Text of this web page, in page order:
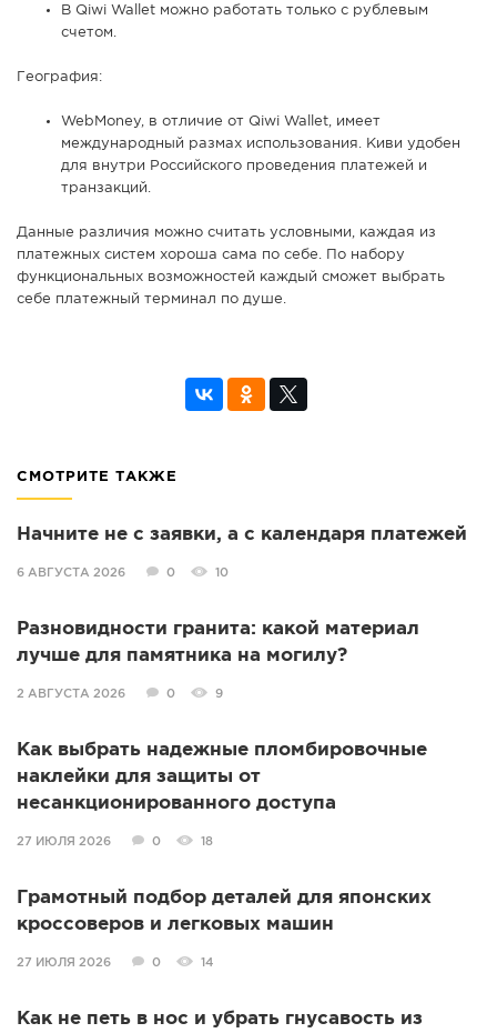
В Qiwi Wallet можно работать только с рублевым
счетом.
География:
WebMoney, в отличие от Qiwi Wallet, имеет
международный размах использования. Киви удобен
для внутри Российского проведения платежей и
транзакций.
Данные различия можно считать условными, каждая из
платежных систем хороша сама по себе. По набору
функциональных возможностей каждый сможет выбрать
себе платежный терминал по душе.
СМОТРИТЕ ТАКЖЕ
Начните не с заявки, а с календаря платежей
6 АВГУСТА 2026 0 10
Разновидности гранита: какой материал
лучше для памятника на могилу?
2 АВГУСТА 2026 0 9
Как выбрать надежные пломбировочные
наклейки для защиты от
несанкционированного доступа
27 ИЮЛЯ 2026 0 18
Грамотный подбор деталей для японских
кроссоверов и легковых машин
27 ИЮЛЯ 2026 0 14
Как не петь в нос и убрать гнусавость из